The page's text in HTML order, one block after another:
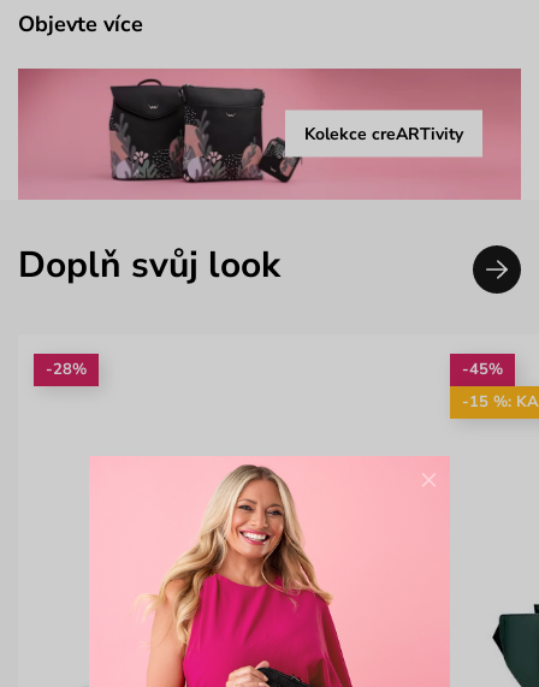
Objevte více
Kolekce creARTivity
Doplň svůj look
-28%
-45%
-15 %:
×